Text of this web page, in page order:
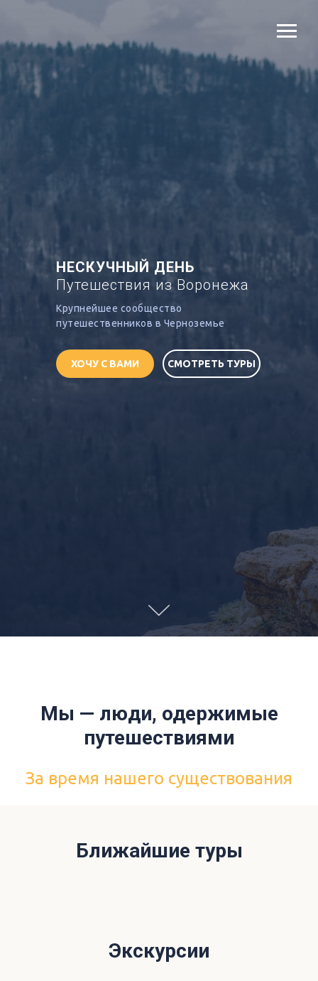
НЕСКУЧНЫЙ ДЕНЬ
Путешествия из Воронежа
Крупнейшее сообщество
путешественников в Черноземье
ХОЧУ С ВАМИ СМОТРЕТЬ ТУРЫ
Мы — люди, одержимые
путешествиями
За время нашего существования
Ближайшие туры
Экскурсии